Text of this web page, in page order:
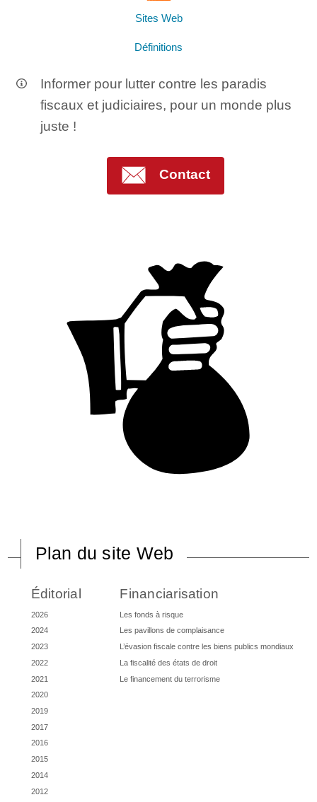
Sites Web
Définitions
Informer pour lutter contre les paradis
fiscaux et judiciaires, pour un monde plus
juste !
Contact
Plan du site Web
Éditorial
2026
2024
2023
2022
2021
2020
2019
2017
2016
2015
2014
2012
Financiarisation
Les fonds à risque
Les pavillons de complaisance
L’évasion fiscale contre les biens publics mondiaux
La fiscalité des états de droit
Le financement du terrorisme